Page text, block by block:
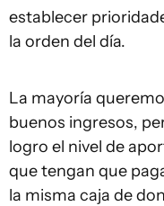
establecer
la orden del día.
La mayoría
buenos ingresos,
logro el nivel de
que tengan que
la misma caja de